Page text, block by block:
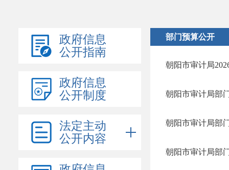
政府信息
公开指南
政府信息
公开制度
法定主动
公开内容
部门预算公开
朝阳市审计局
朝阳市审计局部
朝阳市审计局部
朝阳市审计局部